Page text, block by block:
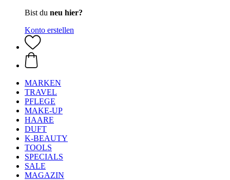
Bist du neu hier?
Konto erstellen
MARKEN
TRAVEL
PFLEGE
MAKE-UP
HAARE
DUFT
K-BEAUTY
TOOLS
SPECIALS
SALE
MAGAZIN